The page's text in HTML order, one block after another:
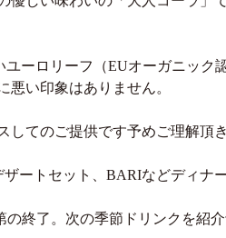
ユーロリーフ（EUオーガニック
悪い印象はありません。
してのご提供です予めご理解頂き
ートセット、BARIなどディナ
終了。次の季節ドリンクを紹介